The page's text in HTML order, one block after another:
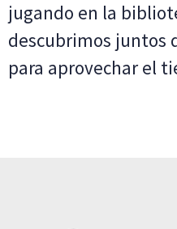
jugando en la
descubrimos juntos
para aprovechar el